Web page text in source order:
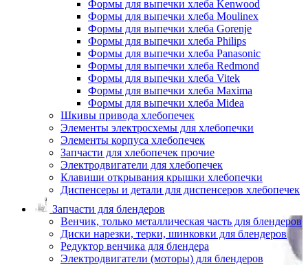
Формы для выпечки хлеба Kenwood
Формы для выпечки хлеба Moulinex
Формы для выпечки хлеба Gorenje
Формы для выпечки хлеба Philips
Формы для выпечки хлеба Panasonic
Формы для выпечки хлеба Redmond
Формы для выпечки хлеба Vitek
Формы для выпечки хлеба Maxima
Формы для выпечки хлеба Midea
Шкивы привода хлебопечек
Элементы электросхемы для хлебопечки
Элементы корпуса хлебопечек
Запчасти для хлебопечек прочие
Электродвигатели для хлебопечек
Клавиши открывания крышки хлебопечки
Диспенсеры и детали для диспенсеров хлебопечек
Запчасти для блендеров
Венчик, только металлическая часть для блендеров
Диски нарезки, терки, шинковки для блендеров
Редуктор венчика для блендера
Электродвигатели (моторы) для блендеров